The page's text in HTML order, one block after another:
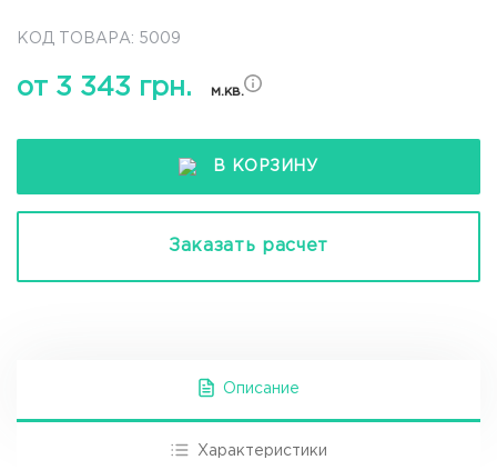
КОД ТОВАРА: 5009
от 3 343 грн. м.кв.
В КОРЗИНУ
Заказать расчет
Описание
Характеристики